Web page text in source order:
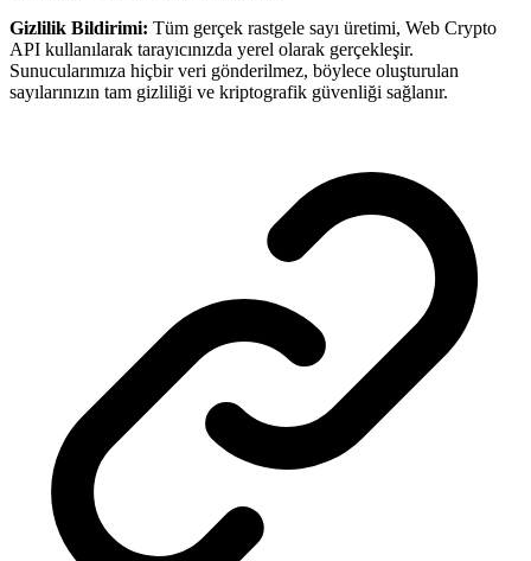
Gizlilik Bildirimi: Tüm gerçek rastgele sayı üretimi, Web Crypto
API kullanılarak tarayıcınızda yerel olarak gerçekleşir.
Sunucularımıza hiçbir veri gönderilmez, böylece oluşturulan
sayılarınızın tam gizliliği ve kriptografik güvenliği sağlanır.